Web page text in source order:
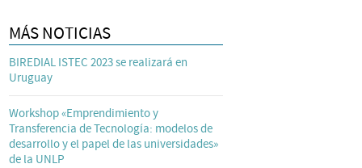
MÁS NOTICIAS
BIREDIAL ISTEC 2023 se realizará en
Uruguay
Workshop «Emprendimiento y
Transferencia de Tecnología: modelos de
desarrollo y el papel de las universidades»
de la UNLP